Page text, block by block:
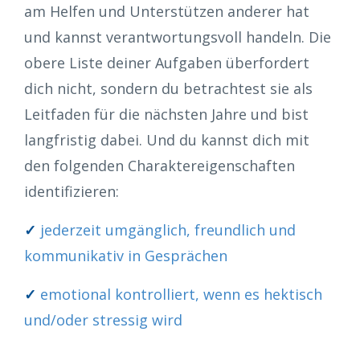
am Helfen und Unterstützen anderer hat
und kannst verantwortungsvoll handeln. Die
obere Liste deiner Aufgaben überfordert
dich nicht, sondern du betrachtest sie als
Leitfaden für die nächsten Jahre und bist
langfristig dabei. Und du kannst dich mit
den folgenden Charaktereigenschaften
identifizieren:
✓ jederzeit umgänglich, freundlich und
kommunikativ in Gesprächen
✓ emotional kontrolliert, wenn es hektisch
und/oder stressig wird